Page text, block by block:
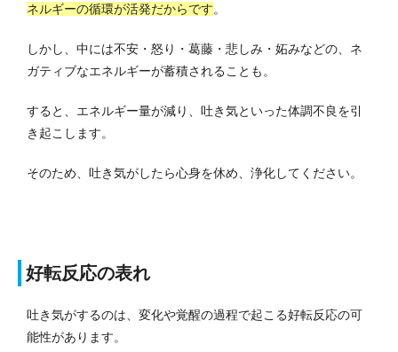
ネルギーの循環が活発だからです。
しかし、中には不安・怒り・葛藤・悲しみ・妬みなどの、ネ
ガティブなエネルギーが蓄積されることも。
すると、エネルギー量が減り、吐き気といった体調不良を引
き起こします。
そのため、吐き気がしたら心身を休め、浄化してください。
好転反応の表れ
吐き気がするのは、変化や覚醒の過程で起こる好転反応の可
能性があります。